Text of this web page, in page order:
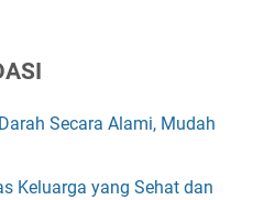
Secara Alami, Mudah
Keluarga yang Sehat dan